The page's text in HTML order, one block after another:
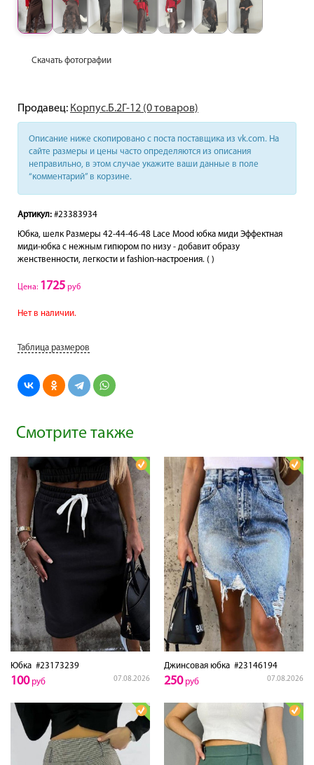
Скачать фотографии
Продавец: Корпус.Б.2Г-12 (0 товаров)
Описание ниже скопировано с поста поставщика из vk.com. На
сайте размеры и цены часто определяются из описания
неправильно, в этом случае укажите ваши данные в поле
“комментарий” в корзине.
Артикул: #23383934
Юбка, шелк Размеры 42-44-46-48 Lace Mood юбка миди Эффектная
миди-юбка с нежным гипюром по низу - добавит образу
женственности, легкости и fashion-настроения. ( )
Цена: 1725 руб
Нет в наличии.
Таблица размеров
Смотрите также
Юбка #23173239
07.08.2026
100руб
Джинсовая юбка #23146194
07.08.2026
250руб